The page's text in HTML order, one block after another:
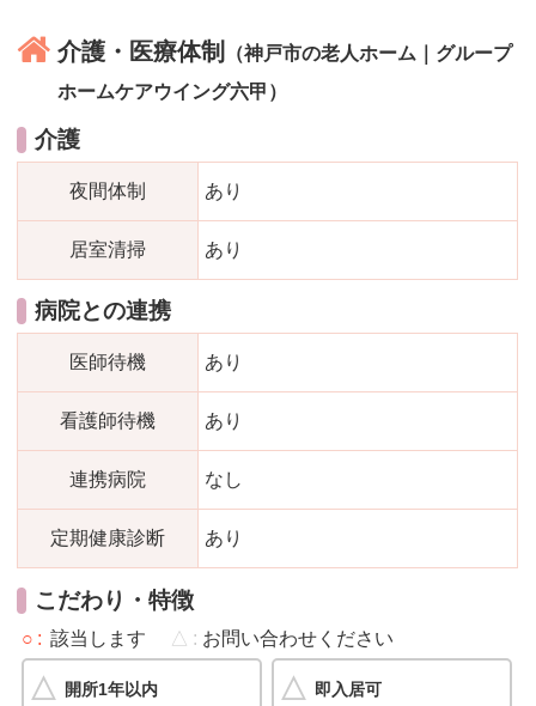
介護・医療体制
（神戸市の老人ホーム｜グループ
ホームケアウイング六甲）
介護
夜間体制 あり
居室清掃 あり
病院との連携
医師待機 あり
看護師待機 あり
連携病院 なし
定期健康診断 あり
こだわり・特徴
○ 該当します △ お問い合わせください
開所1年以内 即入居可